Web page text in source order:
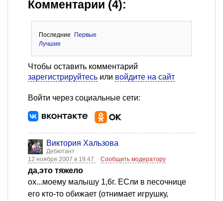
Комментарии (4):
Последние
Первые
Лучшие
Чтобы оставить комментарий
зарегистрируйтесь или войдите на сайт
Войти через социальные сети:
Виктория Хальзова
Дебютант
12 ноября 2007 в 19:47
Сообщить модератору
да,это тяжело
ох...моему малышу 1,6г. ЕСли в песочнице
его кто-то обижает (отнимает игрушку,